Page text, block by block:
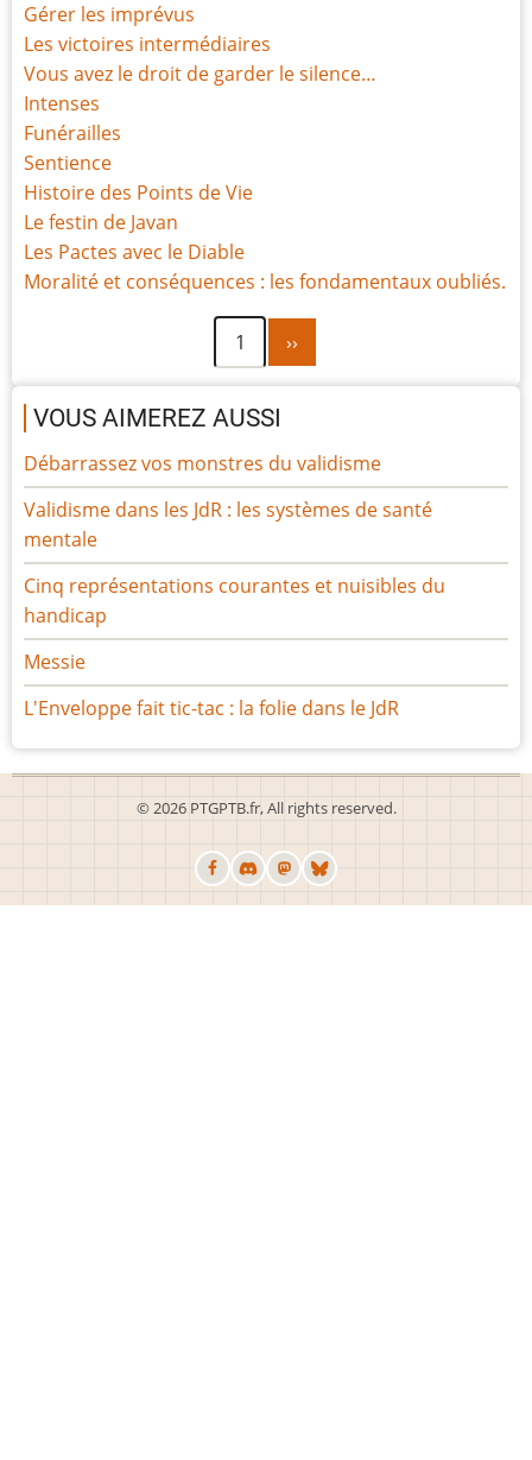
Gérer les imprévus
Les victoires intermédiaires
Vous avez le droit de garder le silence…
Intenses
Funérailles
Sentience
Histoire des Points de Vie
Le festin de Javan
Les Pactes avec le Diable
Moralité et conséquences : les fondamentaux oubliés.
1
suivante
››
VOUS AIMEREZ AUSSI
Débarrassez vos monstres du validisme
Validisme dans les JdR : les systèmes de santé
mentale
Cinq représentations courantes et nuisibles du
handicap
Messie
L'Enveloppe fait tic-tac : la folie dans le JdR
© 2026 PTGPTB.fr, All rights reserved.